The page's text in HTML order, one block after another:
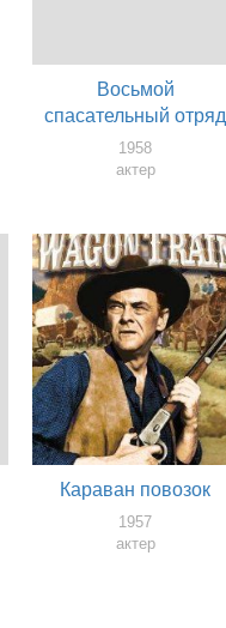
Восьмой
спасательный отряд
1958
актер
Караван повозок
1957
актер